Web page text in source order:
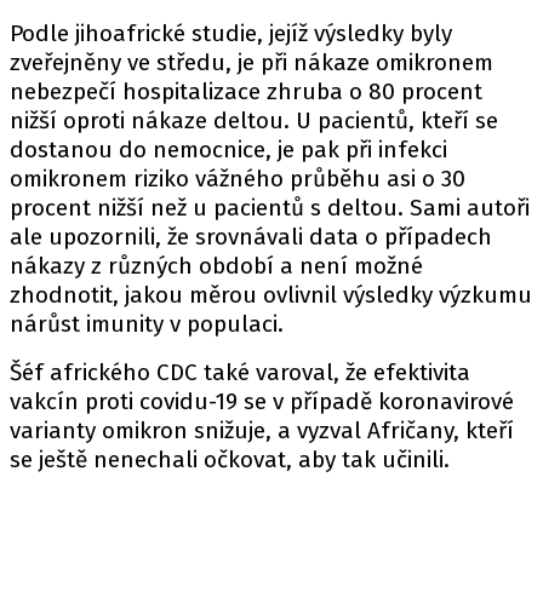
Podle jihoafrické studie, jejíž výsledky byly
zveřejněny ve středu, je při nákaze omikronem
nebezpečí hospitalizace zhruba o 80 procent
nižší oproti nákaze deltou. U pacientů, kteří se
dostanou do nemocnice, je pak při infekci
omikronem riziko vážného průběhu asi o 30
procent nižší než u pacientů s deltou. Sami autoři
ale upozornili, že srovnávali data o případech
nákazy z různých období a není možné
zhodnotit, jakou měrou ovlivnil výsledky výzkumu
nárůst imunity v populaci.
Šéf afrického CDC také varoval, že efektivita
vakcín proti covidu-19 se v případě koronavirové
varianty omikron snižuje, a vyzval Afričany, kteří
se ještě nenechali očkovat, aby tak učinili.